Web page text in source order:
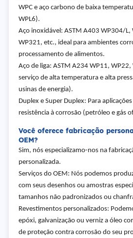
WPC e aço carbono de baixa
WPL6).
Aço inoxidável: ASTM A403 WP304/
WP321, etc., ideal para ambientes
processamento de alimentos.
Aço de liga: ASTM A234 WP11,
serviço de alta temperatura e alta
usinas de energia).
Duplex e Super Duplex: Para
resistência à corrosão (petróleo e gás
Você oferece fabricação
OEM?
Sim, nós especializamo-nos na
personalizada.
Serviços do OEM: Nós podemos
com seus desenhos ou amostras
tamanhos não padronizados ou
Revestimentos personalizados:
epóxi, galvanização ou verniz a óleo
de proteção contra corrosão do seu